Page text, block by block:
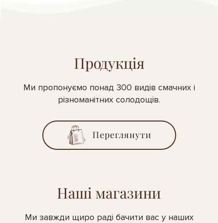
Продукція
Ми пропонуємо понад 300 видів смачних і
різноманітних солодощів.
Переглянути
Наші магазини
Ми завжди щиро раді бачити вас у наших